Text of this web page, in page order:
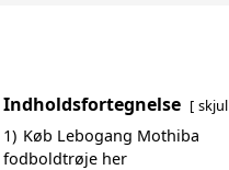
Indholdsfortegnelse skjul
1) Køb Lebogang Mothiba
fodboldtrøje her